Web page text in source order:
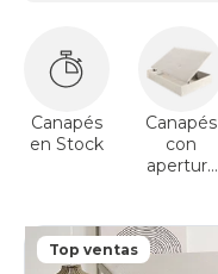
Canapés
en Stock
Canapés
con
apertura
Top ventas